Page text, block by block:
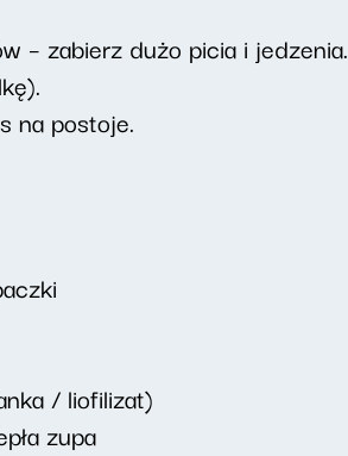
– zabierz dużo picia i jedzenia.
na postoje.
/ liofilizat)
zupa